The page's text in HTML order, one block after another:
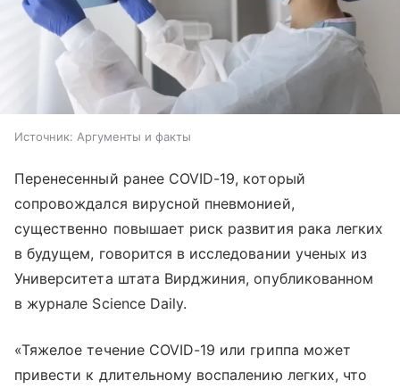
Источник: Аргументы и факты
Перенесенный ранее COVID-19, который
сопровождался вирусной пневмонией,
существенно повышает риск развития рака легких
в будущем, говорится в исследовании ученых из
Университета штата Вирджиния, опубликованном
в журнале Science Daily.
«Тяжелое течение COVID-19 или гриппа может
привести к длительному воспалению легких, что